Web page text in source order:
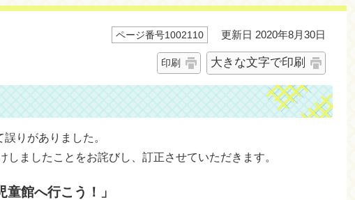
ページ番号1002110 更新日 2020年8月30日
印刷 大きな文字で印刷
りがありました。
しましたことをお詫びし、訂正させていただきます。
館へ行こう！」